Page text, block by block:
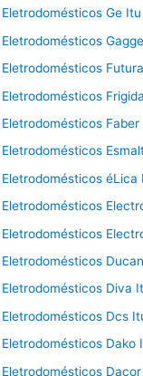
Ge Itu
Faber
éLica
Diva
Dcs
Dako